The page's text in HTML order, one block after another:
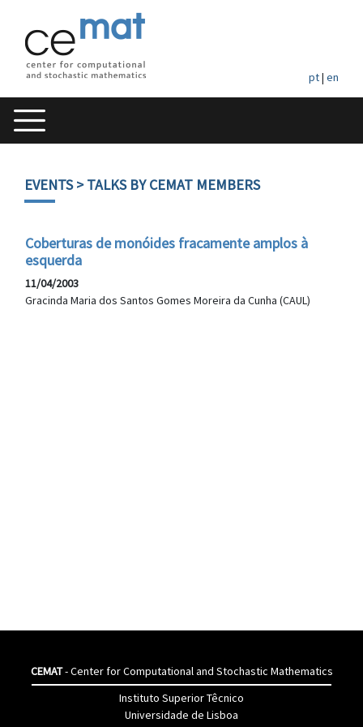
pt| en
EVENTS> TALKS BY CEMAT MEMBERS
Coberturas de monóides fracamente amplos à
esquerda
11/04/2003
Gracinda Maria dos Santos Gomes Moreira da Cunha (CAUL)
CEMAT- Center for Computational and Stochastic Mathematics
Instituto Superior Têcnico
Universidade de Lisboa